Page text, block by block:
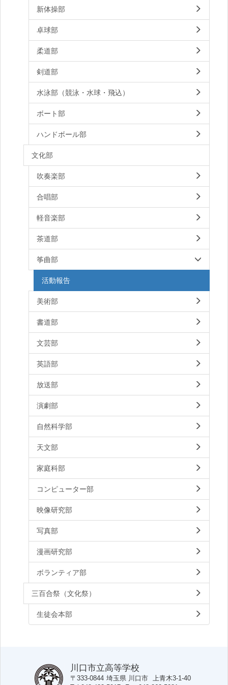
新体操部
卓球部
柔道部
剣道部
水泳部（競泳・水球・飛込）
ボート部
ハンドボール部
文化部
吹奏楽部
合唱部
軽音楽部
茶道部
筝曲部
活動報告
美術部
書道部
文芸部
英語部
放送部
演劇部
自然科学部
天文部
家庭科部
コンピューター部
映像研究部
写真部
漫画研究部
ボランティア部
三百合祭（文化祭）
生徒会本部
川口市立高等学校
〒333-0844 埼玉県 川口市 上青木3-1-40